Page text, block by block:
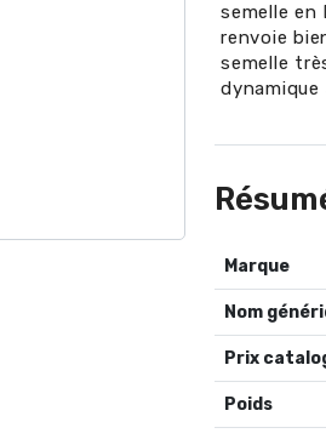
semelle en
renvoie
semelle
dynamique
Nom
Prix
Poids